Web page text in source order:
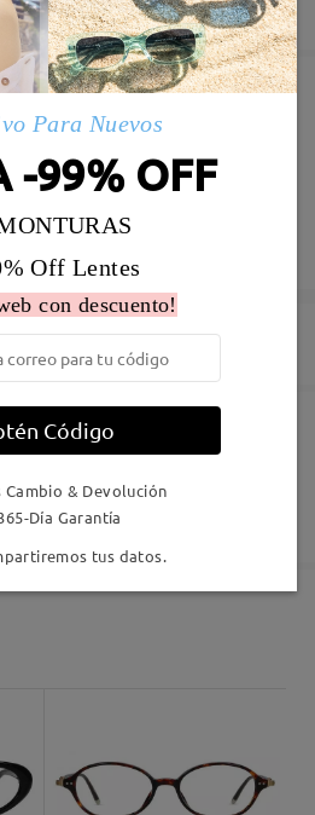
de compra para ayudar a otros a
gafas satisfechas
su comentario
a arañazo incluído
devolución y cambio
Descubrir Más
Para Nuevos
-99% OFF
Off Lentes
con descuento!
Código
Cambio & Devolución
Día Garantía
tus datos.